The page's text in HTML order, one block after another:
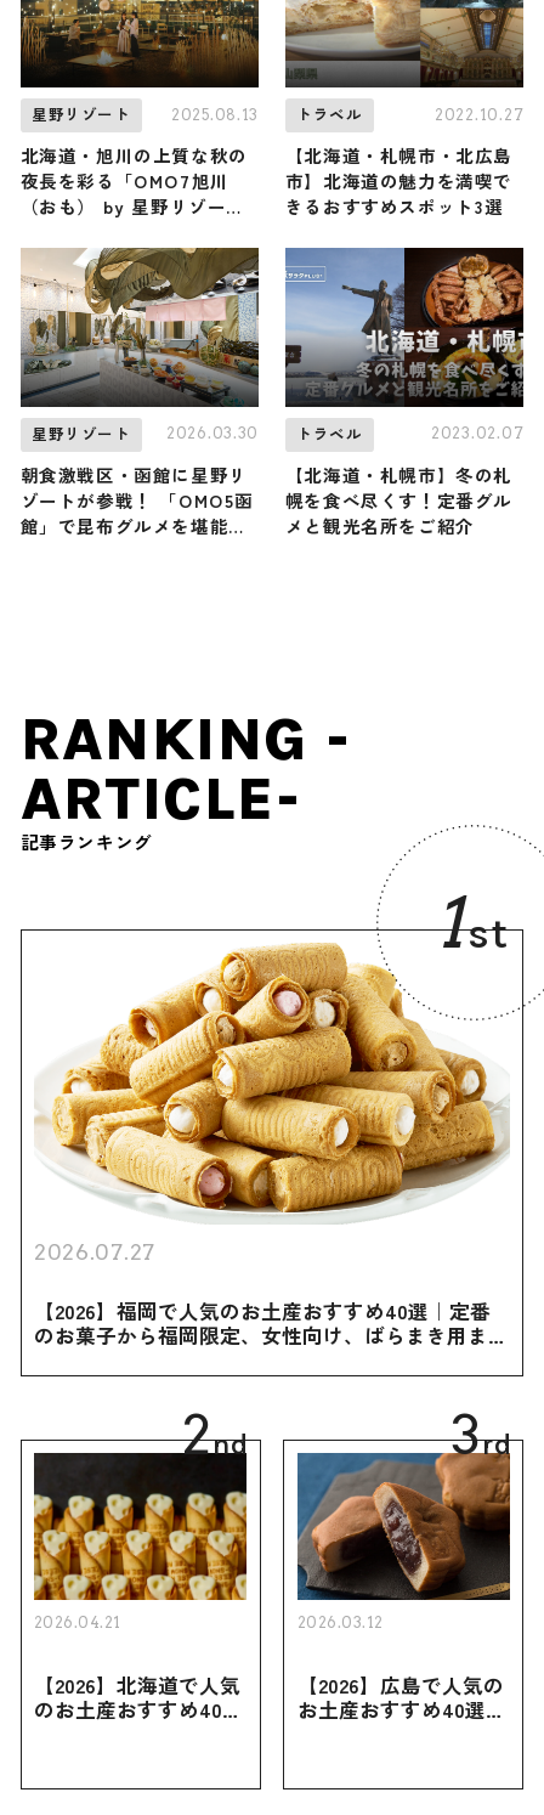
星野リゾート 2025.08.13
北海道・旭川の上質な秋の
夜長を彩る「OMO7旭川
（おも） by 星野リゾー
火Bar」開催
トラベル 2022.10.27
【北海道・札幌市・北広島
市】北海道の魅力を満喫で
きるおすすめスポット3選
星野リゾート 2026.03.30
朝食激戦区・函館に星野リ
ゾートが参戦！ 「OMO5函
館」で昆布グルメを堪能し
トラベル 2023.02.07
【北海道・札幌市】冬の札
幌を食べ尽くす！定番グル
メと観光名所をご紹介
RANKING -
ARTICLE-
記事ランキング
1st
2026.07.27
【2026】福岡で人気のお土産おすすめ40選｜定番
のお菓子から福岡限定、女性向け、ばらまき用まで
2nd
2026.04.21
【2026】北海道で人気
のお土産おすすめ40選
買えない限定品、女性
3rd
2026.03.12
【2026】広島で人気の
お土産おすすめ40選｜
き用、女性向けまで幅